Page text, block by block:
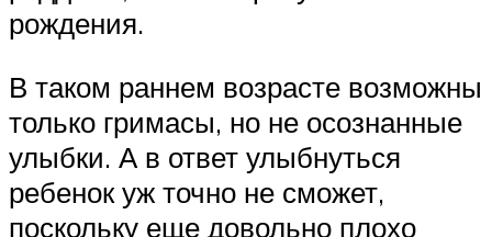
рождения.
В таком раннем возрасте возможны
только гримасы, но не осознанные
улыбки. А в ответ улыбнуться
ребенок уж точно не сможет,
поскольку еще довольно плохо